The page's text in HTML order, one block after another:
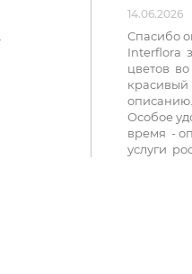
14.06.2026
Спасибо
Interflora
цветов
красивый
описанию.
Особое
время -
услуги